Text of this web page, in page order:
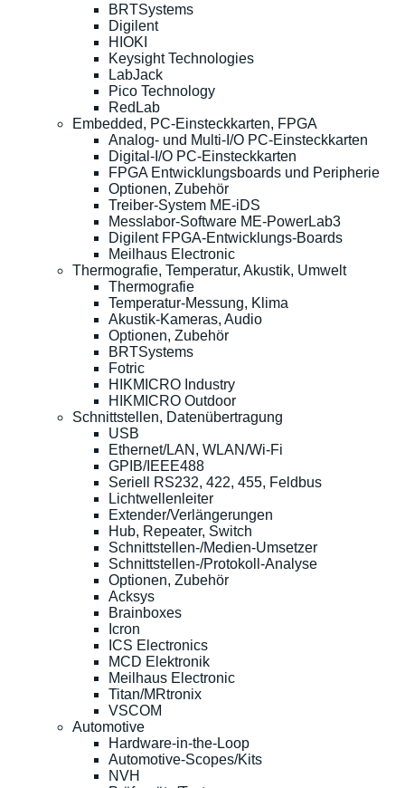
BRTSystems
Digilent
HIOKI
Keysight Technologies
LabJack
Pico Technology
RedLab
Embedded, PC-Einsteckkarten, FPGA
Analog- und Multi-I/O PC-Einsteckkarten
Digital-I/O PC-Einsteckkarten
FPGA Entwicklungsboards und Peripherie
Optionen, Zubehör
Treiber-System ME-iDS
Messlabor-Software ME-PowerLab3
Digilent FPGA-Entwicklungs-Boards
Meilhaus Electronic
Thermografie, Temperatur, Akustik, Umwelt
Thermografie
Temperatur-Messung, Klima
Akustik-Kameras, Audio
Optionen, Zubehör
BRTSystems
Fotric
HIKMICRO Industry
HIKMICRO Outdoor
Schnittstellen, Datenübertragung
USB
Ethernet/LAN, WLAN/Wi-Fi
GPIB/IEEE488
Seriell RS232, 422, 455, Feldbus
Lichtwellenleiter
Extender/Verlängerungen
Hub, Repeater, Switch
Schnittstellen-/Medien-Umsetzer
Schnittstellen-/Protokoll-Analyse
Optionen, Zubehör
Acksys
Brainboxes
Icron
ICS Electronics
MCD Elektronik
Meilhaus Electronic
Titan/MRtronix
VSCOM
Automotive
Hardware-in-the-Loop
Automotive-Scopes/Kits
NVH